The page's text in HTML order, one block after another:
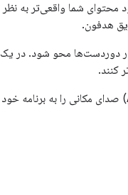
شما واقعی‌تر به نظر
هدفون.
دوردست‌ها محو شود. در یک
کنند.
اگر محتوای شما از یک فرمت صوتی پشتیبانی‌شده استفاده می‌کند، می‌توانید از اندروید ۱۳ (سطح API ۳۳) صدای مکانی را به برنامه خود